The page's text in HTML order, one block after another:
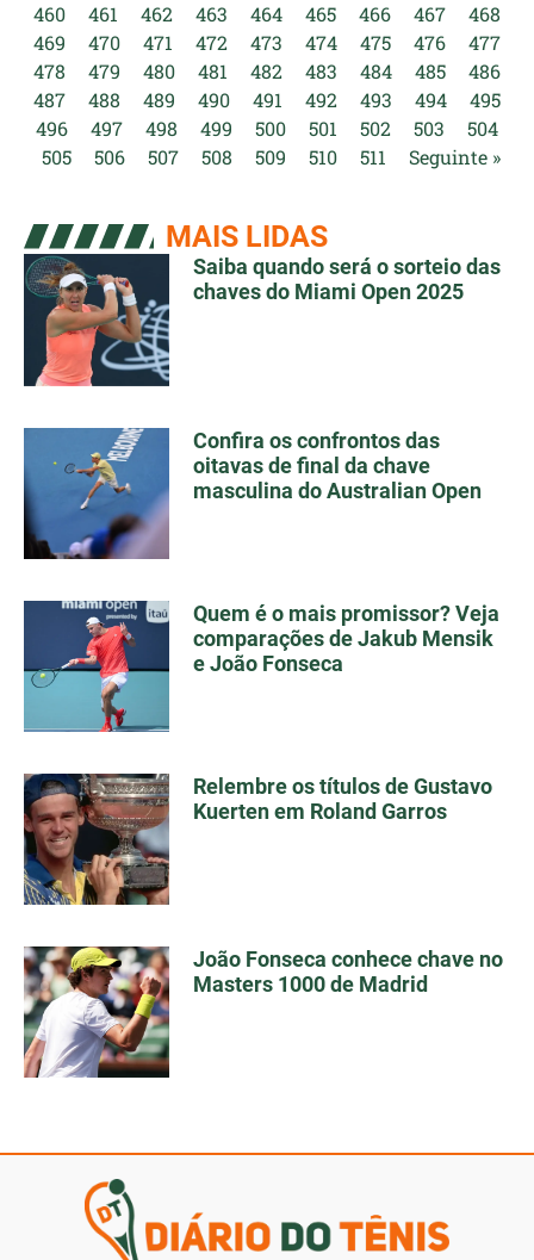
460
461 462 463 464 465 466 467
468
469
470 471 472 473 474 475 476
477
478
479 480 481 482 483 484 485
486
487
488 489 490 491 492 493 494
495
496
497 498 499 500 501 502 503
504
505
506 507 508 509 510 511 Seguinte »
MAIS LIDAS
Saiba quando será o sorteio das
chaves do Miami Open 2025
Confira os confrontos das
oitavas de final da chave
masculina do Australian Open
Quem é o mais promissor? Veja
comparações de Jakub Mensik
e João Fonseca
Relembre os títulos de Gustavo
Kuerten em Roland Garros
João Fonseca conhece chave no
Masters 1000 de Madrid